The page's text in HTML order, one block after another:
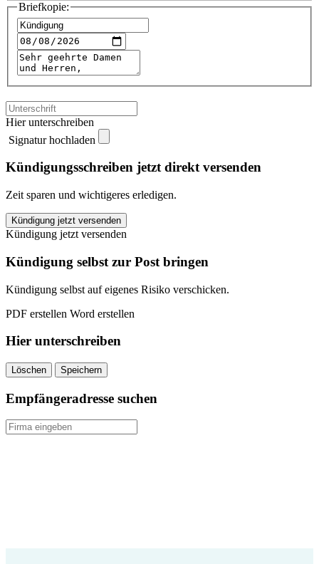
Briefkopie:
Hier unterschreiben
Signatur hochladen
Kündigungsschreiben jetzt direkt versenden
Zeit sparen und wichtigeres erledigen.
FitnessLOFT
Magdeburg
kündigen
quantity
Kündigung jetzt versenden
Kündigung jetzt versenden
Kündigung selbst zur Post bringen
Kündigung selbst auf eigenes Risiko verschicken.
PDF erstellen Word erstellen
Hier unterschreiben
Löschen Speichern
Empfängeradresse suchen